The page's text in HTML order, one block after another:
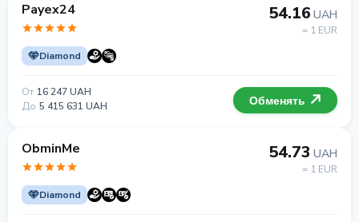
Payex24
Diamond
54.16 UAH
= 1 EUR
От 16 247 UAH
До 5 415 631 UAH Обменять
ObminMe
Diamond
54.73 UAH
= 1 EUR